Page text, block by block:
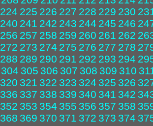
224 225 226 227 228 229 230
240 241 242 243 244 245 246
256 257 258 259 260 261 262
272 273 274 275 276 277 278
288 289 290 291 292 293 294
304 305 306 307 308 309 310
320 321 322 323 324 325 326
336 337 338 339 340 341 342
352 353 354 355 356 357 358
368 369 370 371 372 373 374